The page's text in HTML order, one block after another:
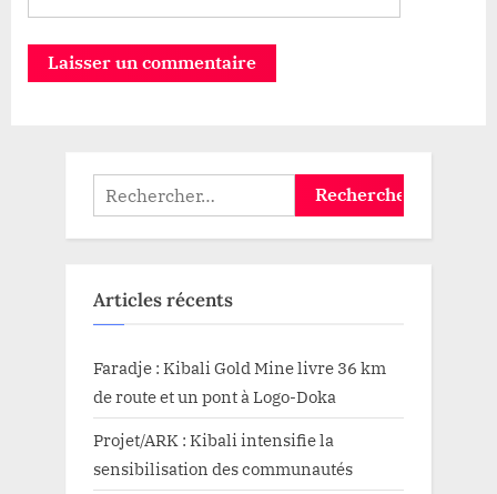
Rechercher :
Articles récents
Faradje : Kibali Gold Mine livre 36 km
de route et un pont à Logo-Doka
Projet/ARK : Kibali intensifie la
sensibilisation des communautés